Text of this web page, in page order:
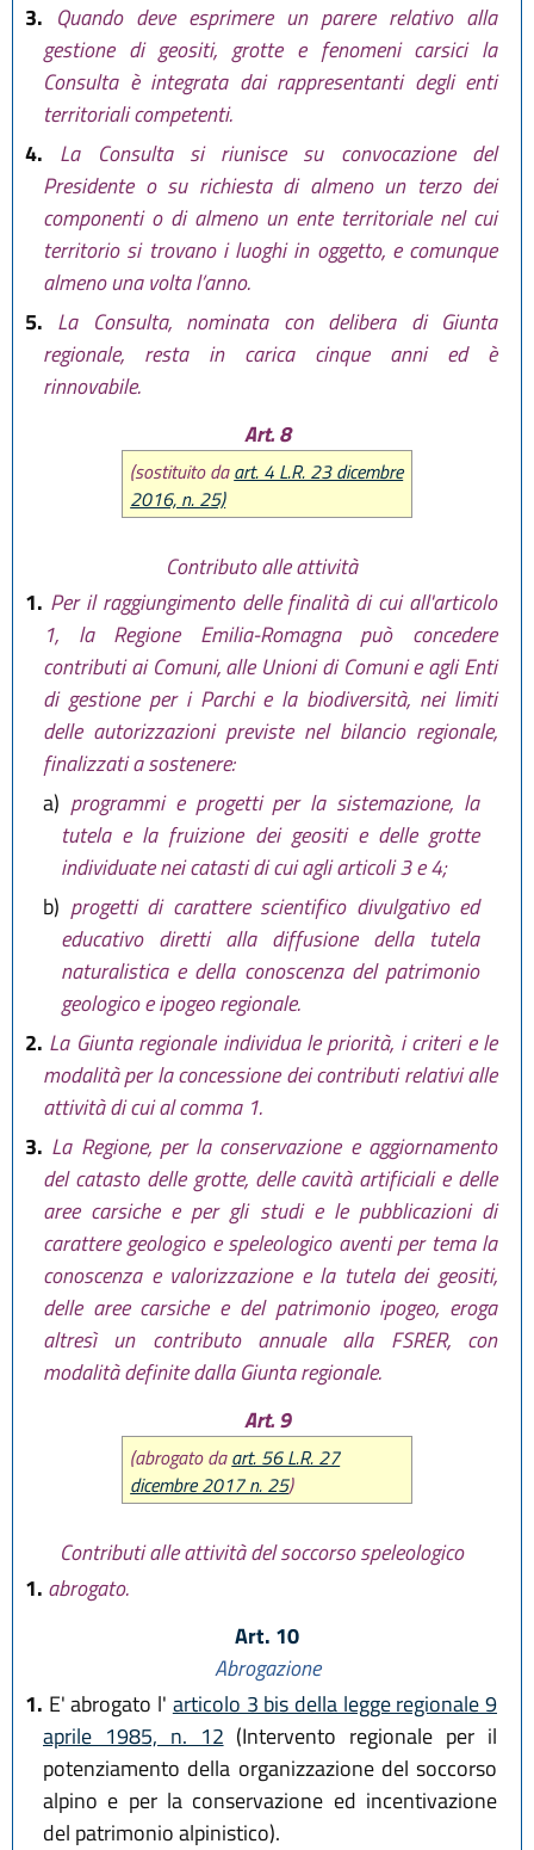
3. Quando deve esprimere un parere relativo alla
gestione di geositi, grotte e fenomeni carsici la
Consulta è integrata dai rappresentanti degli enti
territoriali competenti.
4. La Consulta si riunisce su convocazione del
Presidente o su richiesta di almeno un terzo dei
componenti o di almeno un ente territoriale nel cui
territorio si trovano i luoghi in oggetto, e comunque
almeno una volta l’anno.
5. La Consulta, nominata con delibera di Giunta
regionale, resta in carica cinque anni ed è
rinnovabile.
Art. 8
(sostituito daart. 4 L.R. 23 dicembre
2016, n. 25)
Contributo alle attività
1. Per il raggiungimento delle finalità di cui all'articolo
1, la Regione Emilia-Romagna può concedere
contributi ai Comuni, alle Unioni di Comuni e agli Enti
di gestione per i Parchi e la biodiversità, nei limiti
delle autorizzazioni previste nel bilancio regionale,
finalizzati a sostenere:
a) programmi e progetti per la sistemazione, la
tutela e la fruizione dei geositi e delle grotte
individuate nei catasti di cui agli articoli 3 e 4;
b) progetti di carattere scientifico divulgativo ed
educativo diretti alla diffusione della tutela
naturalistica e della conoscenza del patrimonio
geologico e ipogeo regionale.
2. La Giunta regionale individua le priorità, i criteri e le
modalità per la concessione dei contributi relativi alle
attività di cui al comma 1.
3. La Regione, per la conservazione e aggiornamento
del catasto delle grotte, delle cavità artificiali e delle
aree carsiche e per gli studi e le pubblicazioni di
carattere geologico e speleologico aventi per tema la
conoscenza e valorizzazione e la tutela dei geositi,
delle aree carsiche e del patrimonio ipogeo, eroga
altresì un contributo annuale alla FSRER, con
modalità definite dalla Giunta regionale.
Art. 9
(abrogato daart. 56 L.R. 27
dicembre 2017 n. 25)
Contributi alle attività del soccorso speleologico
1. abrogato.
Art. 10
Abrogazione
1. E' abrogato l' articolo 3 bis della legge regionale 9
aprile 1985, n. 12 (Intervento regionale per il
potenziamento della organizzazione del soccorso
alpino e per la conservazione ed incentivazione
del patrimonio alpinistico).